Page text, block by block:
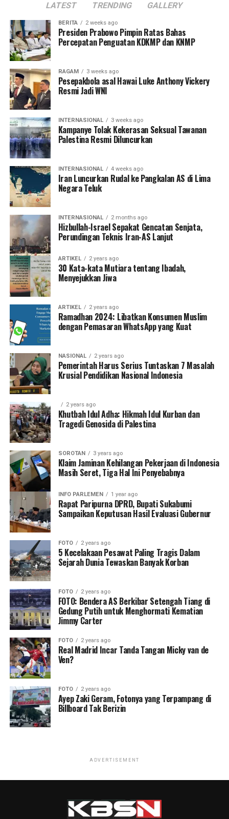
LATEST TRENDING GALLERY
BERITA 2 weeks ago
Presiden Prabowo Pimpin Ratas Bahas
Percepatan Penguatan KDKMP dan KNMP
RAGAM 3 weeks ago
Pesepakbola asal Hawai Luke Anthony Vickery
Resmi Jadi WNI
INTERNASIONAL 3 weeks ago
Kampanye Tolak Kekerasan Seksual Tawanan
Palestina Resmi Diluncurkan
INTERNASIONAL 4 weeks ago
Iran Luncurkan Rudal ke Pangkalan AS di Lima
Negara Teluk
INTERNASIONAL 2 months ago
Hizbullah-Israel Sepakat Gencatan Senjata,
Perundingan Teknis Iran-AS Lanjut
ARTIKEL 2 years ago
30 Kata-kata Mutiara tentang Ibadah,
Menyejukkan Jiwa
ARTIKEL 2 years ago
Ramadhan 2024: Libatkan Konsumen Muslim
dengan Pemasaran WhatsApp yang Kuat
NASIONAL 2 years ago
Pemerintah Harus Serius Tuntaskan 7 Masalah
Krusial Pendidikan Nasional Indonesia
2 years ago
Khutbah Idul Adha: Hikmah Idul Kurban dan
Tragedi Genosida di Palestina
SOROTAN 3 years ago
Klaim Jaminan Kehilangan Pekerjaan di Indonesia
Masih Seret, Tiga Hal Ini Penyebabnya
INFO PARLEMEN 1 year ago
Rapat Paripurna DPRD, Bupati Sukabumi
Sampaikan Keputusan Hasil Evaluasi Gubernur
FOTO 2 years ago
5 Kecelakaan Pesawat Paling Tragis Dalam
Sejarah Dunia Tewaskan Banyak Korban
FOTO 2 years ago
FOTO: Bendera AS Berkibar Setengah Tiang di
Gedung Putih untuk Menghormati Kematian
Jimmy Carter
FOTO 2 years ago
Real Madrid Incar Tanda Tangan Micky van de
Ven?
FOTO 2 years ago
Ayep Zaki Geram, Fotonya yang Terpampang di
Billboard Tak Berizin
ADVERTISEMENT